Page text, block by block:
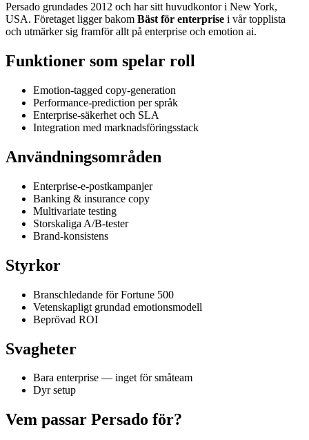
Persado grundades 2012 och har sitt huvudkontor i New York,
USA. Företaget ligger bakom Bäst för enterprise i vår topplista
och utmärker sig framför allt på enterprise och emotion ai.
Funktioner som spelar roll
Emotion-tagged copy-generation
Performance-prediction per språk
Enterprise-säkerhet och SLA
Integration med marknadsföringsstack
Användningsområden
Enterprise-e-postkampanjer
Banking & insurance copy
Multivariate testing
Storskaliga A/B-tester
Brand-konsistens
Styrkor
Branschledande för Fortune 500
Vetenskapligt grundad emotionsmodell
Beprövad ROI
Svagheter
Bara enterprise — inget för småteam
Dyr setup
Vem passar Persado för?